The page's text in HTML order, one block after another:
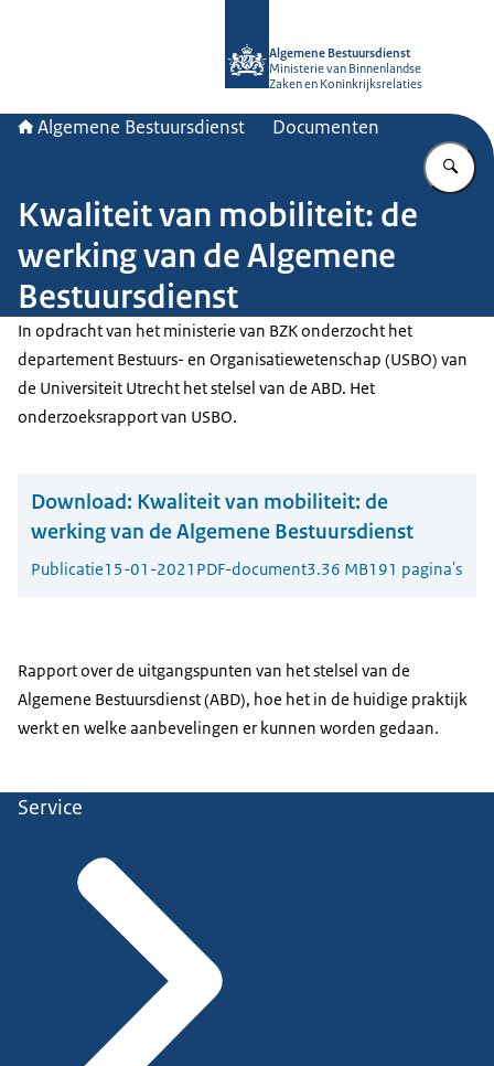
Algemene Bestuursdienst
Ministerie van Binnenlandse
Zaken en Koninkrijksrelaties
Algemene Bestuursdienst Documenten
Kwaliteit van mobiliteit: de
werking van de Algemene
Bestuursdienst
In opdracht van het ministerie van BZK onderzocht het
departement Bestuurs- en Organisatiewetenschap (USBO) van
de Universiteit Utrecht het stelsel van de ABD. Het
onderzoeksrapport van USBO.
Download: Kwaliteit van mobiliteit: de
werking van de Algemene Bestuursdienst
Publicatie15-01-2021 PDF-document3.36 MB191 pagina's
Rapport over de uitgangspunten van het stelsel van de
Algemene Bestuursdienst (ABD), hoe het in de huidige praktijk
werkt en welke aanbevelingen er kunnen worden gedaan.
Service